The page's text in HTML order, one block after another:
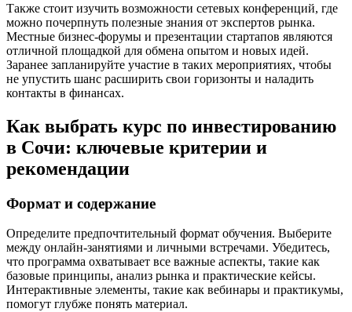
Также стоит изучить возможности сетевых конференций, где
можно почерпнуть полезные знания от экспертов рынка.
Местные бизнес-форумы и презентации стартапов являются
отличной площадкой для обмена опытом и новых идей.
Заранее запланируйте участие в таких мероприятиях, чтобы
не упустить шанс расширить свои горизонты и наладить
контакты в финансах.
Как выбрать курс по инвестированию
в Сочи: ключевые критерии и
рекомендации
Формат и содержание
Определите предпочтительный формат обучения. Выберите
между онлайн-занятиями и личными встречами. Убедитесь,
что программа охватывает все важные аспекты, такие как
базовые принципы, анализ рынка и практические кейсы.
Интерактивные элементы, такие как вебинары и практикумы,
помогут глубже понять материал.